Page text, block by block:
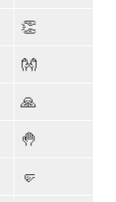
👏
👐
🙏
🤚
🤛